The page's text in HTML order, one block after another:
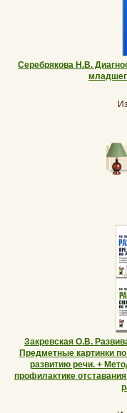
Серебрякова Н.В.
Закревская О.В.
Предметные картинки
развитию речи. +
профилактике